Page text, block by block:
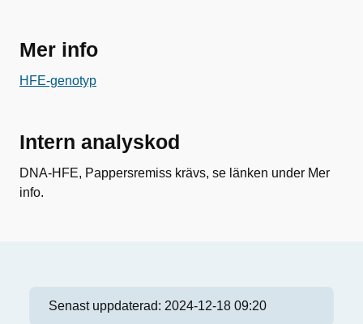
Mer info
HFE-genotyp
Intern analyskod
DNA-HFE, Pappersremiss krävs, se länken under Mer
info.
Senast uppdaterad: 2024-12-18 09:20